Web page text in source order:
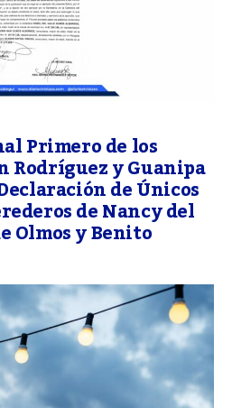
Primero de los
Rodríguez y Guanipa
de Únicos
de Nancy del
Olmos y Benito